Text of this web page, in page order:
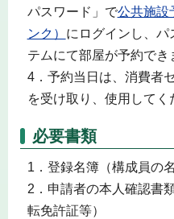
パスワード」で公共施設
ンク） にログインし、パ
テムにて部屋が予約でき
4．予約当日は、消費者
を受け取り、使用してく
必要書類
1．登録名簿（構成員の
2．申請者の本人確認書
転免許証等）